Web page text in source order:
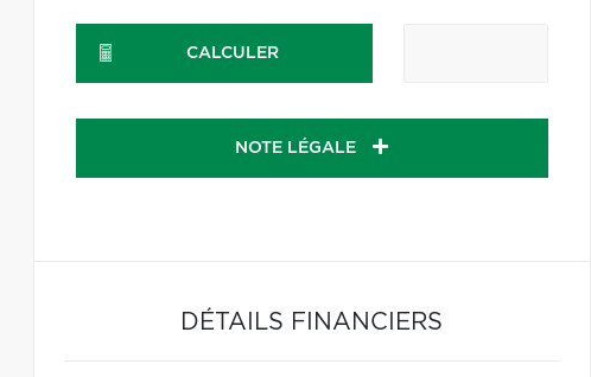
CALCULER
NOTE LÉGALE
DÉTAILS FINANCIERS